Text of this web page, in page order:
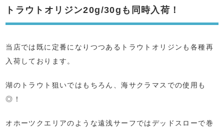
トラウトオリジン20g/30gも同時入荷！
当店では既に定番になりつつあるトラウトオリジンも各種再
入荷しております。
湖のトラウト狙いではもちろん、海サクラマスでの使用も
◎！
オホーツクエリアのような遠浅サーフではデッドスローで巻